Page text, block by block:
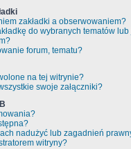
zakładki a obserwowaniem?
do wybranych tematów
forum, tematu?
na tej witrynie?
swoje załączniki?
nadużyć lub zagadnień
witryny?